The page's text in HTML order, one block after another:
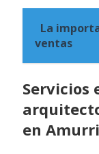
La
ventas
Servicios
en